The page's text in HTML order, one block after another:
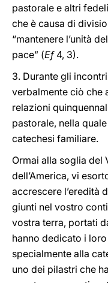
pastorale e altri
che è causa di
“mantenere l’unità
pace” (Ef4, 3).
3. Durante gli
verbalmente ciò che
relazioni
pastorale, nella
catechesi familiare.
Ormai alla soglia del
dell’America, vi
accrescere l’eredità
giunti nel vostro
vostra terra, portati
hanno dedicato i
specialmente alla
uno dei pilastri che